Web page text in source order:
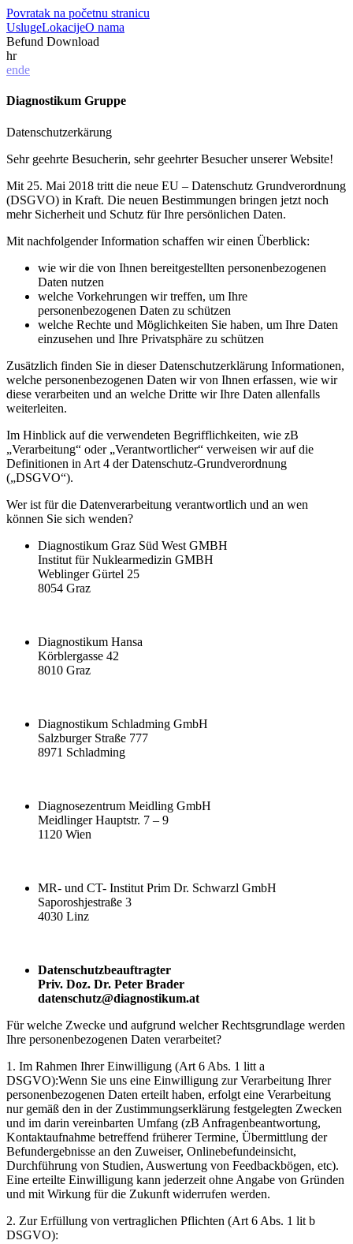
Povratak na početnu stranicu
UslugeLokacijeO nama
Befund Download
hr
ende
Diagnostikum Gruppe
Datenschutzerkärung
Sehr geehrte Besucherin, sehr geehrter Besucher unserer Website!
Mit 25. Mai 2018 tritt die neue EU – Datenschutz Grundverordnung
(DSGVO) in Kraft. Die neuen Bestimmungen bringen jetzt noch
mehr Sicherheit und Schutz für Ihre persönlichen Daten.
Mit nachfolgender Information schaffen wir einen Überblick:
wie wir die von Ihnen bereitgestellten personenbezogenen
Daten nutzen
welche Vorkehrungen wir treffen, um Ihre
personenbezogenen Daten zu schützen
welche Rechte und Möglichkeiten Sie haben, um Ihre Daten
einzusehen und Ihre Privatsphäre zu schützen
Zusätzlich finden Sie in dieser Datenschutzerklärung Informationen,
welche personenbezogenen Daten wir von Ihnen erfassen, wie wir
diese verarbeiten und an welche Dritte wir Ihre Daten allenfalls
weiterleiten.
Im Hinblick auf die verwendeten Begrifflichkeiten, wie zB
„Verarbeitung“ oder „Verantwortlicher“ verweisen wir auf die
Definitionen in Art 4 der Datenschutz-Grundverordnung
(„DSGVO“).
Wer ist für die Datenverarbeitung verantwortlich und an wen
können Sie sich wenden?
Diagnostikum Graz Süd West GMBH
Institut für Nuklearmedizin GMBH
Weblinger Gürtel 25
8054 Graz
Diagnostikum Hansa
Körblergasse 42
8010 Graz
Diagnostikum Schladming GmbH
Salzburger Straße 777
8971 Schladming
Diagnosezentrum Meidling GmbH
Meidlinger Hauptstr. 7 – 9
1120 Wien
MR- und CT- Institut Prim Dr. Schwarzl GmbH
Saporoshjestraße 3
4030 Linz
Datenschutzbeauftragter
Priv. Doz. Dr. Peter Brader
datenschutz@diagnostikum.at
Für welche Zwecke und aufgrund welcher Rechtsgrundlage werden
Ihre personenbezogenen Daten verarbeitet?
1. Im Rahmen Ihrer Einwilligung (Art 6 Abs. 1 litt a
DSGVO):Wenn Sie uns eine Einwilligung zur Verarbeitung Ihrer
personenbezogenen Daten erteilt haben, erfolgt eine Verarbeitung
nur gemäß den in der Zustimmungserklärung festgelegten Zwecken
und im darin vereinbarten Umfang (zB Anfragenbeantwortung,
Kontaktaufnahme betreffend früherer Termine, Übermittlung der
Befundergebnisse an den Zuweiser, Onlinebefundeinsicht,
Durchführung von Studien, Auswertung von Feedbackbögen, etc).
Eine erteilte Einwilligung kann jederzeit ohne Angabe von Gründen
und mit Wirkung für die Zukunft widerrufen werden.
2. Zur Erfüllung von vertraglichen Pflichten (Art 6 Abs. 1 lit b
DSGVO):